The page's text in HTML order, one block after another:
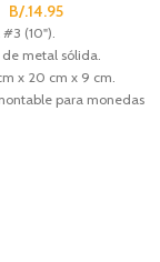
B/.14.95
(10").
metal sólida.
x 20 cm x 9 cm.
para monedas